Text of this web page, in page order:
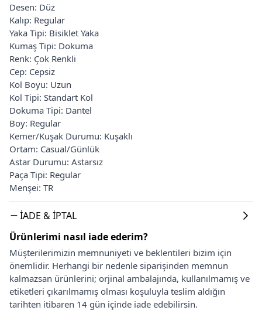
Desen: Düz
Kalıp: Regular
Yaka Tipi: Bisiklet Yaka
Kumaş Tipi: Dokuma
Renk: Çok Renkli
Cep: Cepsiz
Kol Boyu: Uzun
Kol Tipi: Standart Kol
Dokuma Tipi: Dantel
Boy: Regular
Kemer/Kuşak Durumu: Kuşaklı
Ortam: Casual/Günlük
Astar Durumu: Astarsız
Paça Tipi: Regular
Menşei: TR
İADE & İPTAL
Ürünlerimi nasıl iade ederim?
Müşterilerimizin memnuniyeti ve beklentileri bizim için
önemlidir. Herhangi bir nedenle siparişinden memnun
kalmazsan ürünlerini; orjinal ambalajında, kullanılmamış ve
etiketleri çıkarılmamış olması koşuluyla teslim aldığın
tarihten itibaren 14 gün içinde iade edebilirsin.